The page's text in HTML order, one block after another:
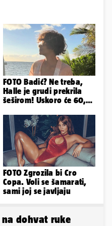
FOTO Badić? Ne treba,
Halle je grudi prekrila
šeširom! Uskoro će 60,
FOTO Zgrozila bi Cro
Copa. Voli se šamarati,
sami joj se javljaju
dohvat ruke